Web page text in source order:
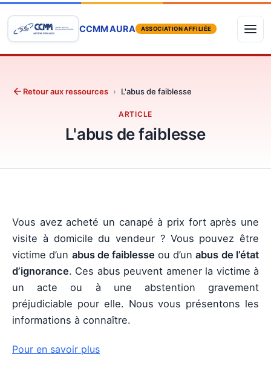
CCMM AURA ASSOCIATION AFFILIÉE
Retour aux ressources › L'abus de faiblesse
ARTICLE
L'abus de faiblesse
Vous avez acheté un canapé à prix fort après une
visite à domicile du vendeur ? Vous pouvez être
victime d’un abus de faiblesse ou d’unabus de l’état
d’ignorance. Ces abus peuvent amener la victime à
un acte ou à une abstention gravement
préjudiciable pour elle. Nous vous présentons les
informations à connaître.
Pour en savoir plus